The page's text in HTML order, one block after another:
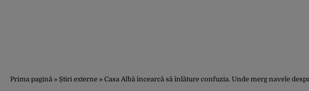
Prima pagină » Știri externe » Casa Albă încearcă să înlăture confuzia. Unde merg navele